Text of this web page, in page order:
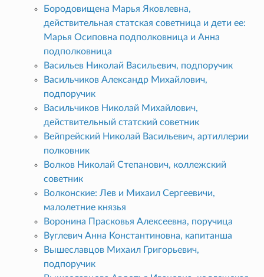
Бородовищена Марья Яковлевна,
действительная статская советница и дети ее:
Марья Осиповна подполковница и Анна
подполковница
Васильев Николай Васильевич, подпоручик
Васильчиков Александр Михайлович,
подпоручик
Васильчиков Николай Михайлович,
действительный статский советник
Вейпрейский Николай Васильевич, артиллерии
полковник
Волков Николай Степанович, коллежский
советник
Волконские: Лев и Михаил Сергеевичи,
малолетние князья
Воронина Прасковья Алексеевна, поручица
Вуглевич Анна Константиновна, капитанша
Вышеславцов Михаил Григорьевич,
подпоручик